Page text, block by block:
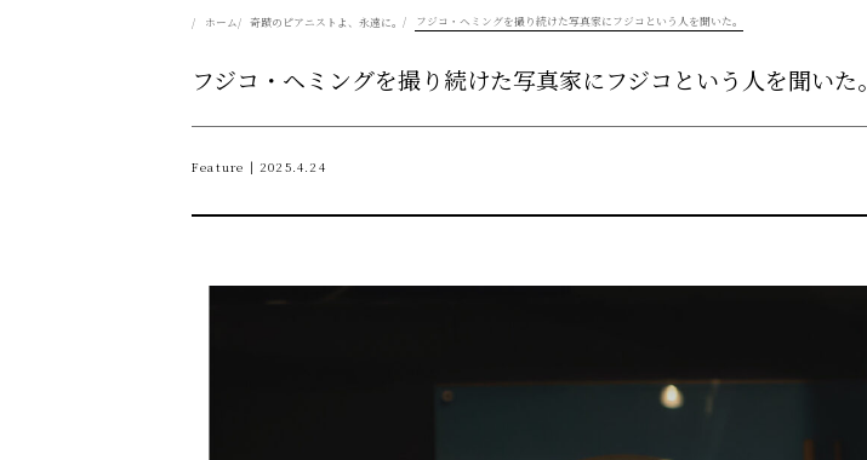
豊かさを彩る 伝統を識る
ホーム 奇蹟のピアニストよ、永遠に。 フジコ・ヘミングを撮り続けた写真家にフジコという人を聞いた。
フジコ・ヘミングを撮り続けた写真家にフジコという人を聞いた。
Feature | 2025.4.24